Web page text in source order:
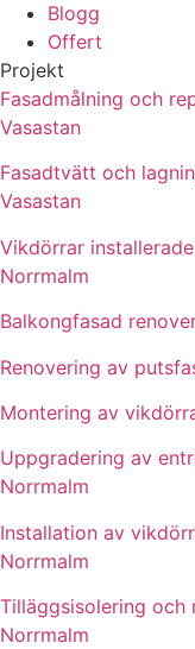
Blogg
Offert
Projekt
Fasadmålning och
Vasastan
Fasadtvätt och
Vasastan
Vikdörrar
Norrmalm
Balkongfasad
Renovering av
Montering av
Uppgradering av
Norrmalm
Installation av
Norrmalm
Tilläggsisolering och
Norrmalm